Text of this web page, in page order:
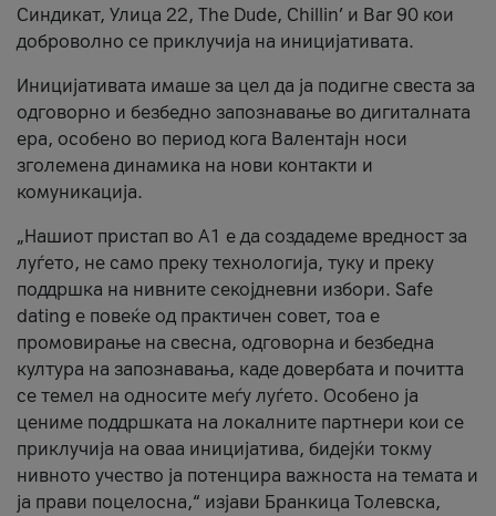
Синдикат, Улица 22, The Dude, Chillin’ и Bar 90 кои
доброволно се приклучија на иницијативата.
Иницијативата имаше за цел да ја подигне свеста за
одговорно и безбедно запознавање во дигиталната
ера, особено во период кога Валентајн носи
зголемена динамика на нови контакти и
комуникација.
„Нашиот пристап во А1 е да создадеме вредност за
луѓето, не само преку технологија, туку и преку
поддршка на нивните секојдневни избори. Safe
dating е повеќе од практичен совет, тоа е
промовирање на свесна, одговорна и безбедна
култура на запознавања, каде довербата и почитта
се темел на односите меѓу луѓето. Особено ја
цениме поддршката на локалните партнери кои се
приклучија на оваа иницијатива, бидејќи токму
нивното учество ја потенцира важноста на темата и
ја прави поцелосна,“ изјави Бранкица Толевска,